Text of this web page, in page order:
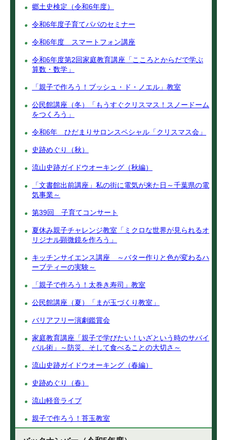
郷土史検定（令和6年度）
令和6年度子育てパパのセミナー
令和6年度 スマートフォン講座
令和6年度第2回家庭教育講座「こころとからだで学ぶ
算数・数学」
「親子で作ろう！ブッシュ・ド・ノエル」教室
公民館講座（冬）「もうすぐクリスマス！スノードーム
をつくろう」
令和6年 ひだまりサロンスペシャル「クリスマス会」
史跡めぐり（秋）
流山史跡ガイドウオーキング（秋編）
「文書館出前講座」私の街に電気が来た日～千葉県の電
気事業～
第39回 子育てコンサート
夏休み親子チャレンジ教室「ミクロな世界が見られるオ
リジナル顕微鏡を作ろう」
キッチンサイエンス講座 ～バター作りと色が変わるハ
ーブティーの実験～
「親子で作ろう！太巻き寿司」教室
公民館講座（夏）「まが玉づくり教室」
バリアフリー演劇鑑賞会
家庭教育講座「親子で学びたい！いざという時のサバイ
バル術」～防災、そして食べることの大切さ～
流山史跡ガイドウオーキング（春編）
史跡めぐり（春）
流山軽音ライブ
親子で作ろう！苔玉教室